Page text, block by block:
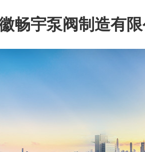
畅宇泵阀制造有